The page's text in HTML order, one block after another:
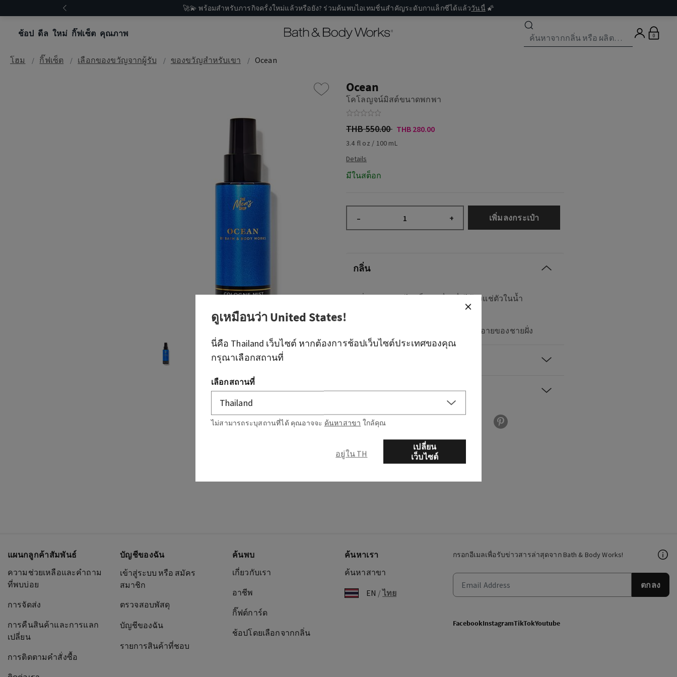
🚀💫 พร้อมสำหรับภารกิจครั้งใหม่แล้วหรือยัง? ร่วมค้นพบไอเทมชิ้นสำคัญระดับกาแล็กซีได้แล้ววันนี้ 🌠
ช้อป ดีล ใหม่ กิ๊ฟเซ็ต คุณภาพ 0
โฮม กิ๊ฟเซ็ต เลือกของขวัญจากผู้รับ ของขวัญสำหรับเขา Ocean
Ocean
โคโลญจน์มิสต์ขนาดพกพา
THB 550.00 THB 280.00
3.4 fl oz / 100 mL
มีในสต็อก
– + เพิ่มลงกระเป๋า
กลิ่น
กลิ่นหอมอย่างไร: เย็นสดชื่นเมื่อได้ลงแช่ตัวในน้ำ
โน้ต: ไซเปรสสีฟ้า วาติเวอร์ และกลิ่นอายของชายฝั่ง
ส่วนผสม
กรอกอีเมลเพื่อรับข่าวสารล่าสุดจาก Bath & Body Works!
ตกลง
FacebookInstagramTikTokYoutube
แผนกลูกค้าสัมพันธ์
ความช่วยเหลือและคำถาม
ที่พบบ่อย
การจัดส่ง
การคืนสินค้าและการแลก
เปลี่ยน
การติดตามคำสั่งซื้อ
บัญชีของฉัน
เข้าสู่ระบบ หรือ สมัคร
สมาชิก
ตรวจสอบพัสดุ
บัญชีของฉัน
รายการสินค้าที่ชอบ
ค้นพบ
เกี่ยวกับเรา
อาชีพ
กิ๊ฟต์การ์ด
ช้อปโดยเลือกจากกลิ่น
ค้นหาเรา
ค้นหาสาขา
EN /ไทย
ดูเหมือนว่าUnited States!
นี่คือ Thailand เว็บไซต์ หากต้องการช้อปเว็บไซต์ประเทศของคุณ
กรุณาเลือกสถานที่
เลือกสถานที่
ไม่สามารถระบุสถานที่ได้ คุณอาจจะ ค้นหาสาขา ใกล้คุณ
อยู่ใน TH
เปลี่ยน
เว็บไซต์